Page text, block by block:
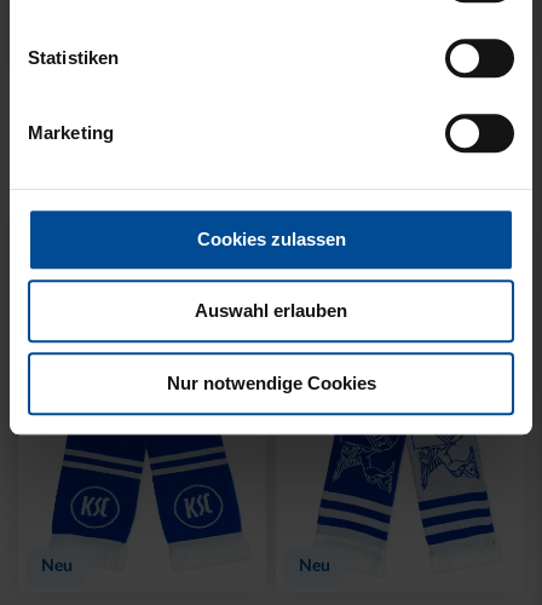
Statistiken
Marketing
Cookies zulassen
Auswahl erlauben
Nur notwendige Cookies
KIDS
Neu Neu